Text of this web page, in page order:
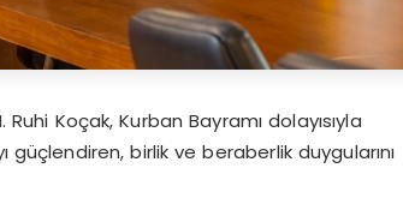
Koçak, Kurban Bayramı dolayısıyla
güçlendiren, birlik ve beraberlik duygularını